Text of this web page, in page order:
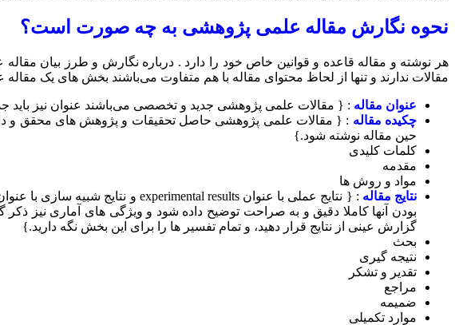
نحوه نگارش مقاله علمی پژوهشی به چه صورت است؟
هر نوشته و مقاله قاعده و قوانین خاص خود را دارد . درباره نگارش و طرز بیان
مقالات ندارند و تنها از لحاظ محتوای مقاله با هم متفاوت می‌باشند بخش های یک
عنوان مقاله : { مقالات علمی پژوهشی جدید و تخصصی می‌باشند عنوان نیز باید
چکیده مقاله : { مقالات علمی پژوهشی حاصل تحقیقات و پژوهش های محقق و
حین مقاله نوشته شود.}
کلمات کلیدی
مقدمه
مواد و روش ها
نتایج مقاله
بودن آنها کاملا دقیق و به صراحت توضیح داده شود و ویژگی های آماری نیز
گزارش عینی از نتایج قرار دهید، و تمام تفسیر ها را برای این بخش نگه دارید.}
بحث
نتیجه گیری
تقدیر و تشکر
مراجع
ضمیمه
موارد تکمیلی